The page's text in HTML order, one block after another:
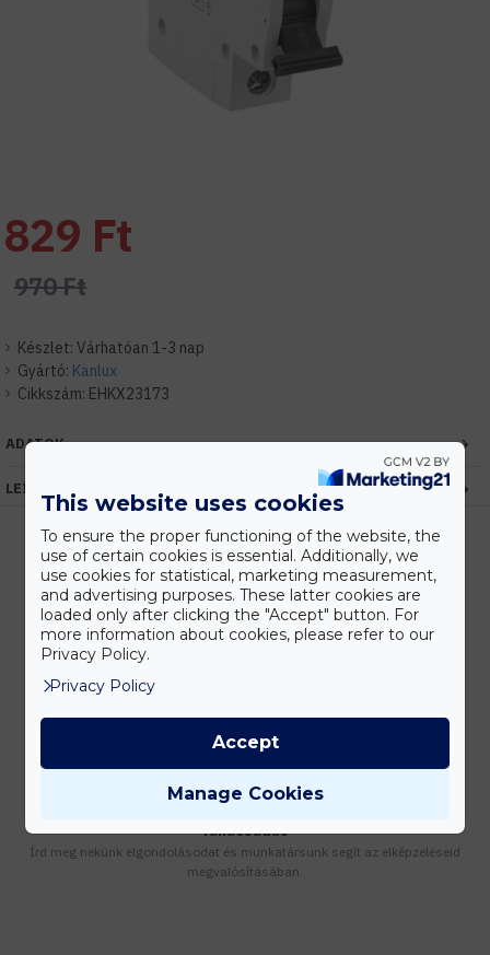
Készlet: Várhatóan 1-3 nap
Gyártó: Kanlux
Cikkszám: EHKX23173
829 Ft
970 Ft
ADATOK
LEÍRÁS
Kedvezmények
Vásárolj nagyobb mennyiségben és megadjuk a legjobb gyártói árakat.
Készleten lévő termékeinket akár 24 órán belül megkaphatod!
Tanácsadás
Írd meg nekünk elgondolásodat és munkatársunk segít az elképzeléseid
megvalósításában.
This website uses cookies
To ensure the proper functioning of the website, the
use of certain cookies is essential. Additionally, we
use cookies for statistical, marketing measurement,
and advertising purposes. These latter cookies are
loaded only after clicking the "Accept" button. For
more information about cookies, please refer to our
Privacy Policy.
Privacy Policy
Manage Cookies
Accept